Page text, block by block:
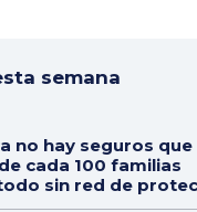
semana
no hay seguros que
cada 100 familias
sin red de